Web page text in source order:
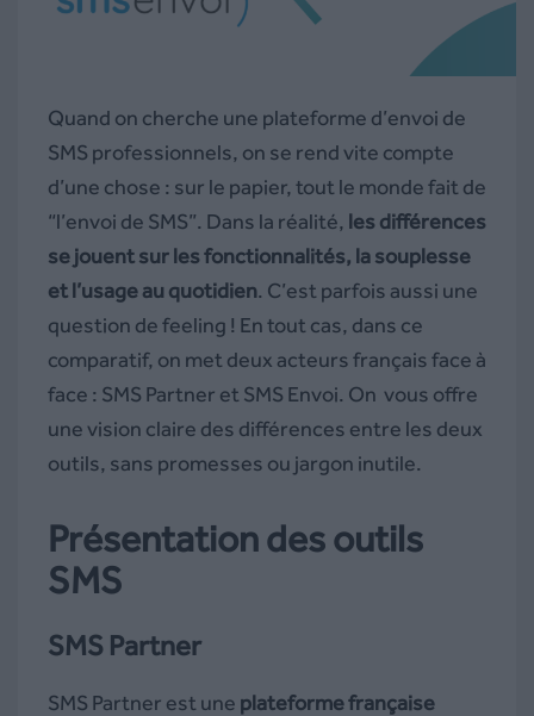
Quand on cherche une plateforme d’envoi de
SMS professionnels, on se rend vite compte
d’une chose : sur le papier, tout le monde fait de
“l’envoi de SMS”. Dans la réalité, les différences
se jouent sur les fonctionnalités, la souplesse
et l’usage au quotidien. C’est parfois aussi une
question de feeling ! En tout cas, dans ce
comparatif, on met deux acteurs français face à
face : SMS Partner et SMS Envoi. On vous offre
une vision claire des différences entre les deux
outils, sans promesses ou jargon inutile.
Présentation des outils
SMS
SMS Partner
SMS Partner est une plateforme française